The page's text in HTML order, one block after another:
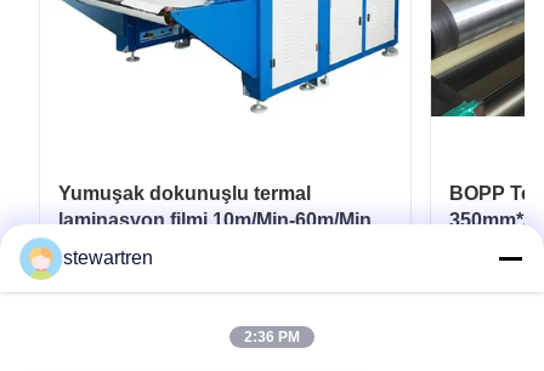
Yumuşak dokunuşlu termal
laminasyon filmi 10m/Min-60m/Min
Esnek ambalaj için
BOPP
stewartren
2:36 PM